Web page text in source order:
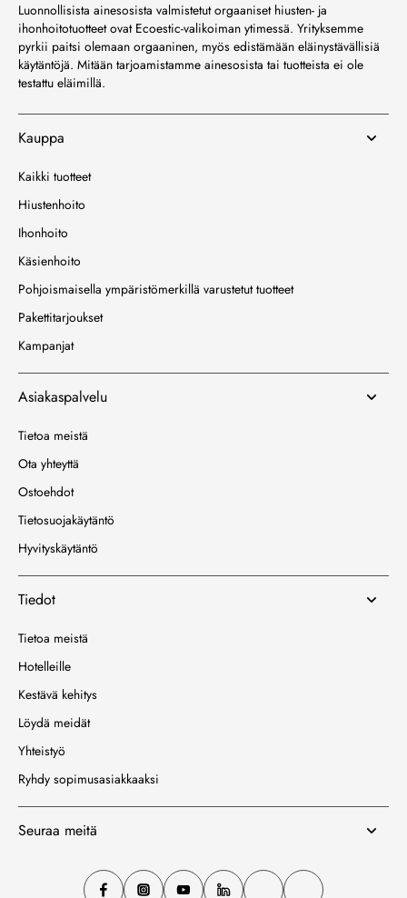
Luonnollisista ainesosista valmistetut orgaaniset hiusten- ja
ihonhoitotuotteet ovat Ecoestic-valikoiman ytimessä. Yrityksemme
pyrkii paitsi olemaan orgaaninen, myös edistämään eläinystävällisiä
käytäntöjä. Mitään tarjoamistamme ainesosista tai tuotteista ei ole
testattu eläimillä.
Kauppa
Kaikki tuotteet
Hiustenhoito
Ihonhoito
Käsienhoito
Pohjoismaisella ympäristömerkillä varustetut tuotteet
Pakettitarjoukset
Kampanjat
Asiakaspalvelu
Tietoa meistä
Ota yhteyttä
Ostoehdot
Tietosuojakäytäntö
Hyvityskäytäntö
Tiedot
Tietoa meistä
Hotelleille
Kestävä kehitys
Löydä meidät
Yhteistyö
Ryhdy sopimusasiakkaaksi
Seuraa meitä